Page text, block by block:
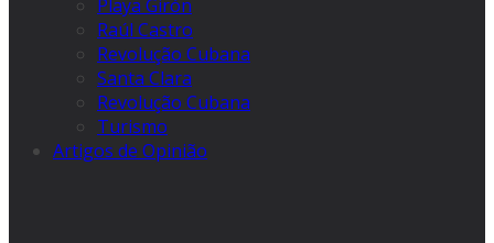
Playa Girón
Raúl Castro
Revolução Cubana
Santa Clara
Revolução Cubana
Turismo
Artigos de Opinião